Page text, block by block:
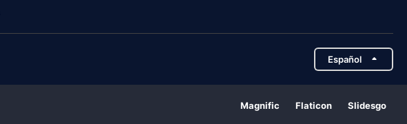
Español
Magnific Flaticon Slidesgo